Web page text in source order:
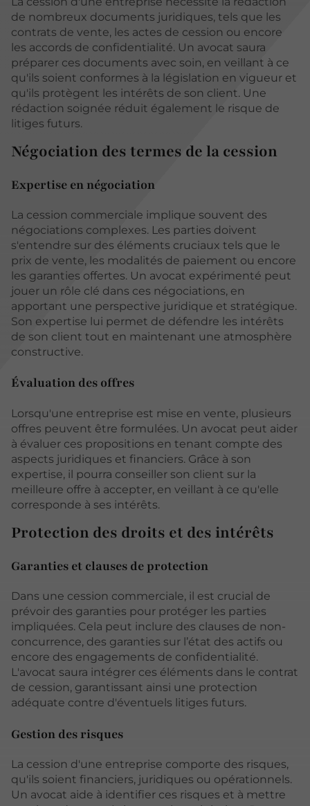
de nombreux documents juridiques, tels que les
contrats de vente, les actes de cession ou encore
les accords de confidentialité. Un avocat saura
préparer ces documents avec soin, en veillant à ce
qu'ils soient conformes à la législation en vigueur et
qu'ils protègent les intérêts de son client. Une
rédaction soignée réduit également le risque de
litiges futurs.
Négociation des termes de la cession
Expertise en négociation
La cession commerciale implique souvent des
négociations complexes. Les parties doivent
s'entendre sur des éléments cruciaux tels que le
prix de vente, les modalités de paiement ou encore
les garanties offertes. Un avocat expérimenté peut
jouer un rôle clé dans ces négociations, en
apportant une perspective juridique et stratégique.
Son expertise lui permet de défendre les intérêts
de son client tout en maintenant une atmosphère
constructive.
Évaluation des offres
Lorsqu'une entreprise est mise en vente, plusieurs
offres peuvent être formulées. Un avocat peut aider
à évaluer ces propositions en tenant compte des
aspects juridiques et financiers. Grâce à son
expertise, il pourra conseiller son client sur la
meilleure offre à accepter, en veillant à ce qu'elle
corresponde à ses intérêts.
Protection des droits et des intérêts
Garanties et clauses de protection
Dans une cession commerciale, il est crucial de
prévoir des garanties pour protéger les parties
impliquées. Cela peut inclure des clauses de non-
concurrence, des garanties sur l’état des actifs ou
encore des engagements de confidentialité.
L'avocat saura intégrer ces éléments dans le contrat
de cession, garantissant ainsi une protection
adéquate contre d'éventuels litiges futurs.
Gestion des risques
La cession d'une entreprise comporte des risques,
qu'ils soient financiers, juridiques ou opérationnels.
Un avocat aide à identifier ces risques et à mettre